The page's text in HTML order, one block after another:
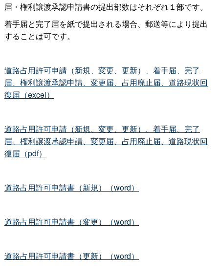
届・権利譲渡承認申請書の提出部数はそれぞれ１部です。
着手届と完了届を紙で提出される場合、郵送等により提出
することは可です。
道路占用許可申請（新規、変更、更新）、着手届、完了
届、権利譲渡承認申請、変更届、占用廃止届、道路現状回
復届（excel）
道路占用許可申請（新規、変更、更新）、着手届、完了
届、権利譲渡承認申請、変更届、占用廃止届、道路現状回
復届（pdf）
道路占用許可申請書（新規）（word）
道路占用許可申請書（変更）（word）
道路占用許可申請書（更新）（word）